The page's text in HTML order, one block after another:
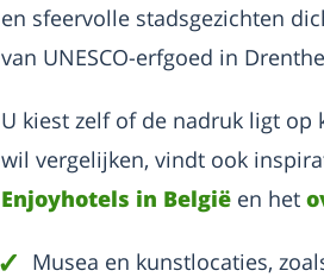
en sfeervolle stadsgezichten
van UNESCO-erfgoed in
U kiest zelf of de nadruk ligt
wil vergelijken, vindt ook
Enjoyhotels in België en het
Musea en kunstlocaties,